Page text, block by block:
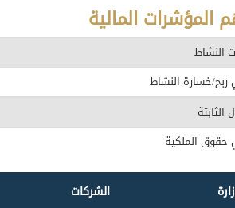
المؤشرات المالية
النشاط
خسارة النشاط
الثابتة
الملكية
الشركات